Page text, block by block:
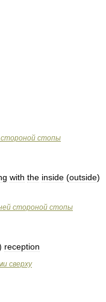
стороной стопы
with the inside (outside)
стороной стопы
reception
сверху